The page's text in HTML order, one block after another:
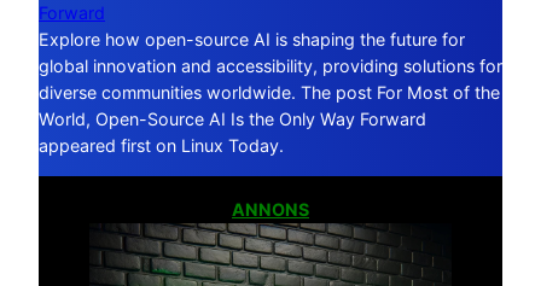
Forward
Explore how open-source AI is shaping the future for
global innovation and accessibility, providing solutions for
diverse communities worldwide. The post For Most of the
World, Open-Source AI Is the Only Way Forward
appeared first on Linux Today.
ANNONS